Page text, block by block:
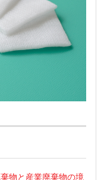
物と産業廃棄物の境